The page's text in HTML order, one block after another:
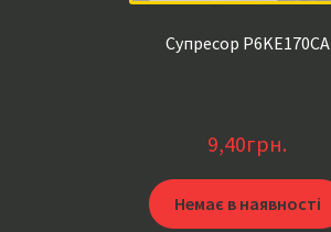
Супресор P6KE170CA
9,40грн.
Немає в наявності